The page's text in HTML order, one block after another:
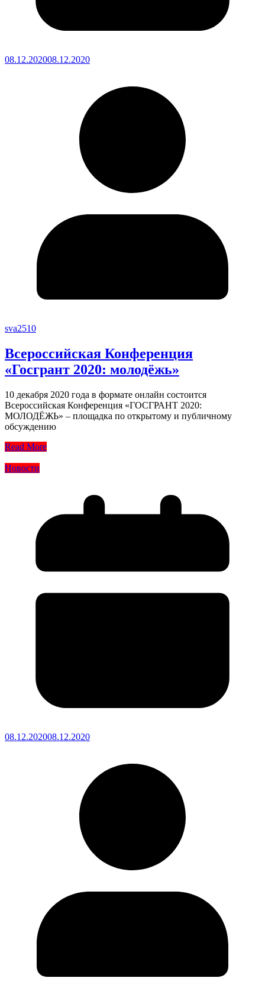
08.12.202008.12.2020
sva2510
Всероссийская Конференция
«Госгрант 2020: молодёжь»
10 декабря 2020 года в формате онлайн состоится
Всероссийская Конференция «ГОСГРАНТ 2020:
МОЛОДЁЖЬ» – площадка по открытому и публичному
обсуждению
Read More
Новости
08.12.202008.12.2020